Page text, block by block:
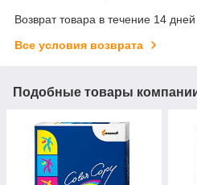
Возврат товара в течение 14
Все условия возврата
Подобные товары